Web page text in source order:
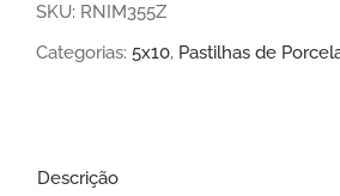
SKU: RNIM355Z
Categorias: 5x10, Pastilhas de
Descrição